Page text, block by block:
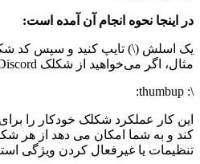
در اینجا نحوه انجام آن آمده است:
یک اسلش (\) تایپ کنید و سپس کد
مثال، اگر می‌خواهید از شکلک Discord استفاده کنید، باید تایپ کنید:
\: thumbup:
این کار عملکرد شکلک خودکار را
کند و به شما امکان می دهد از هر
تنظیمات یا غیرفعال کردن ویژگی